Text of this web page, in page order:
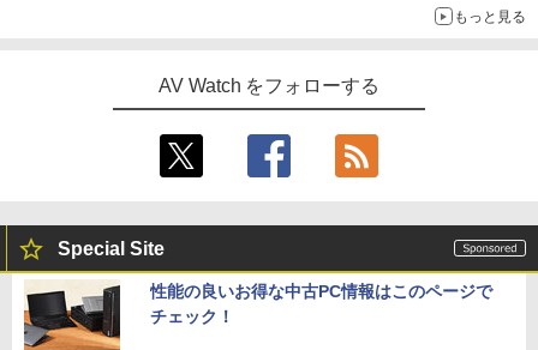
もっと見る
AV Watch をフォローする
Special Site
性能の良いお得な中古PC情報はこのページで
チェック！